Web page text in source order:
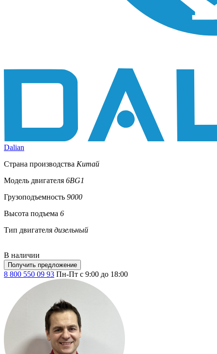
Dalian
Страна производства Китай
Модель двигателя 6BG1
Грузоподъемность 9000
Высота подъема 6
Тип двигателя дизельный
В наличии
Получить предложение
8 800 550 09 93 Пн-Пт с 9:00 до 18:00